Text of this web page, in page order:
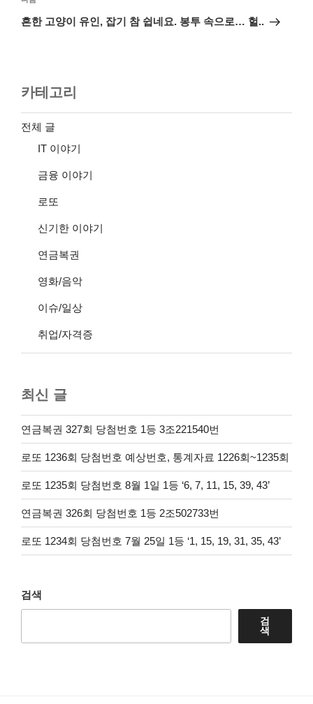
음
흔한 고양이 유인, 잡기 참 쉽네요. 봉투 속으로… 헐..
카테고리
전체 글
IT 이야기
금융 이야기
로또
신기한 이야기
연금복권
영화/음악
이슈/일상
취업/자격증
최신 글
연금복권 327회 당첨번호 1등 3조221540번
로또 1236회 당첨번호 예상번호, 통계자료 1226회~1235회
로또 1235회 당첨번호 8월 1일 1등 ‘6, 7, 11, 15, 39, 43’
연금복권 326회 당첨번호 1등 2조502733번
로또 1234회 당첨번호 7월 25일 1등 ‘1, 15, 19, 31, 35, 43’
검색
검
색